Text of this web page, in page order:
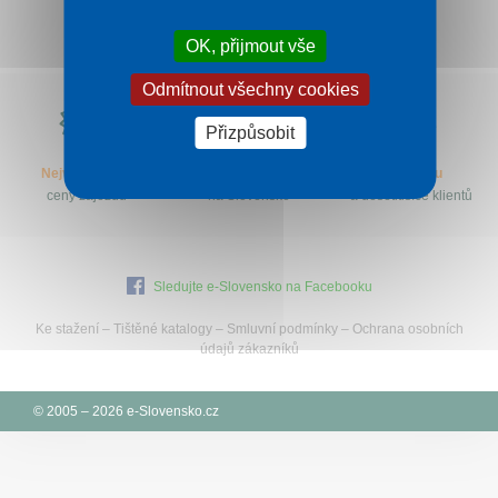
Nejvýhodnější
ceny zájezdů
na Slovensko
let na trhu
a desetitisíce klientů
Sledujte e-Slovensko na Facebooku
Ke stažení – Tištěné katalogy– Smluvní podmínky– Ochrana osobních
údajů zákazníků
© 2005 – 2026 e-Slovensko.cz
OK, přijmout vše
Odmítnout všechny cookies
Přizpůsobit